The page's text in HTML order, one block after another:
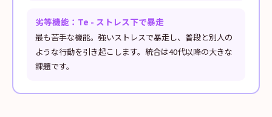
劣等機能：Te - ストレス下で暴走
最も苦手な機能。強いストレスで暴走し、普段と別人の
ような行動を引き起こします。統合は40代以降の大きな
課題です。